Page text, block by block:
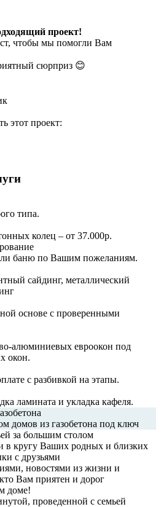
проект!
чтобы мы помогли Вам
сюрприз 😊
этот проект:
типа.
колец – от 37.000р.
баню по Вашим пожеланиям.
сайдинг, металлический
основе с проверенными
алюминиевых евроокон под
окон.
с разбивкой на этапы.
ламината и укладка кафеля.
домов из газобетона под ключ
за большим столом
в кругу Ваших родных и близких
с друзьями
новостями из жизни и
Вам приятен и дорог
доме!
проведенной с семьей